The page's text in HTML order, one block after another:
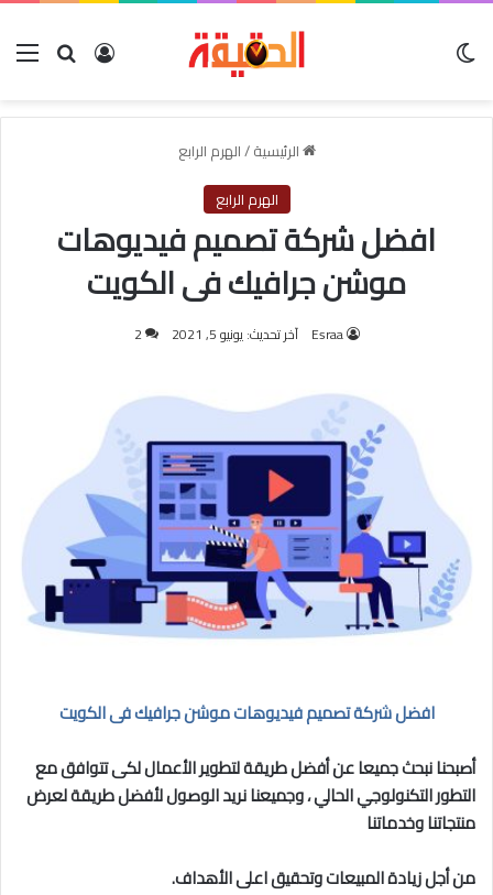
بحث عنتسجيل
الرئيسية/الهرم الرابع
الهرم الرابع
افضل شركة تصميم فيديوهات
موشن جرافيك فى الكويت
Esraa آخر تحديث: يونيو 5, 2021 2
افضل شركة تصميم فيديوهات موشن جرافيك فى الكويت
أصبحنا نبحث جميعا عن أفضل طريقة لتطوير الأعمال لكى تتوافق مع
التطور التكنولوجي الحالي ، وجميعنا نريد الوصول لأفضل طريقة لعرض
منتجاتنا وخدماتنا
من أجل زيادة المبيعات وتحقيق اعلى الأهداف.